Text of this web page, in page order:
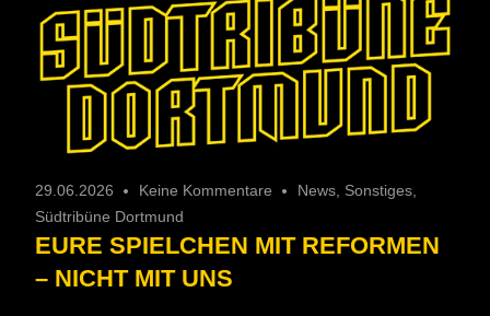
29.06.2026 Keine Kommentare News Sonstiges
Südtribüne Dortmund
EURE SPIELCHEN MIT REFORMEN
– NICHT MIT UNS